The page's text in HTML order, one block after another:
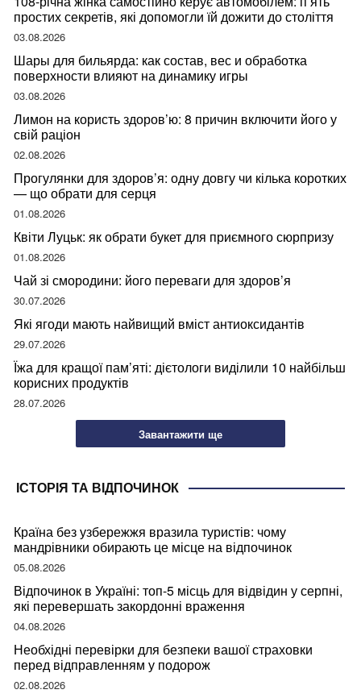
простих секретів, які допомогли їй дожити до століття
03.08.2026
Шары для бильярда: как состав, вес и обработка
поверхности влияют на динамику игры
03.08.2026
Лимон на користь здоров’ю: 8 причин включити його у
свій раціон
02.08.2026
Прогулянки для здоров’я: одну довгу чи кілька коротких
— що обрати для серця
01.08.2026
Квіти Луцьк: як обрати букет для приємного сюрпризу
01.08.2026
Чай зі смородини: його переваги для здоров’я
30.07.2026
Які ягоди мають найвищий вміст антиоксидантів
29.07.2026
Їжа для кращої пам’яті: дієтологи виділили 10 найбільш
корисних продуктів
28.07.2026
Завантажити ще
ІСТОРІЯ ТА ВІДПОЧИНОК
Країна без узбережжя вразила туристів: чому
мандрівники обирають це місце на відпочинок
05.08.2026
Відпочинок в Україні: топ-5 місць для відвідин у серпні,
які перевершать закордонні враження
04.08.2026
Необхідні перевірки для безпеки вашої страховки
перед відправленням у подорож
02.08.2026